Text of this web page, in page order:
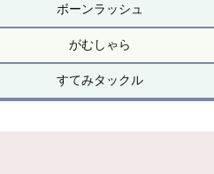
ボーンラッシュ
がむしゃら
すてみタックル